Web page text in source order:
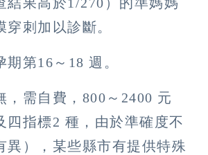
穿刺加以診斷。
期第16～18 週。
，需自費，800～2400 元
四指標2 種，由於準確度不
異），某些縣市有提供特殊